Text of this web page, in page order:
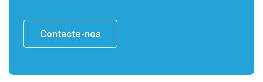
Contacte-nos